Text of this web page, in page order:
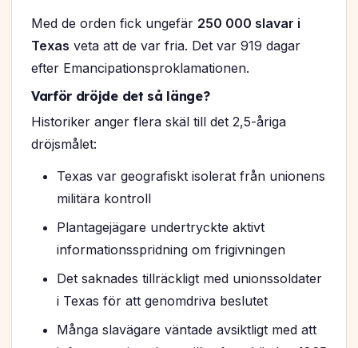
Med de orden fick ungefär 250 000 slavar i
Texas veta att de var fria. Det var 919 dagar
efter Emancipationsproklamationen.
Varför dröjde det så länge?
Historiker anger flera skäl till det 2,5-åriga
dröjsmålet:
Texas var geografiskt isolerat från unionens
militära kontroll
Plantagejägare undertryckte aktivt
informationsspridning om frigivningen
Det saknades tillräckligt med unionssoldater
i Texas för att genomdriva beslutet
Många slavägare väntade avsiktligt med att